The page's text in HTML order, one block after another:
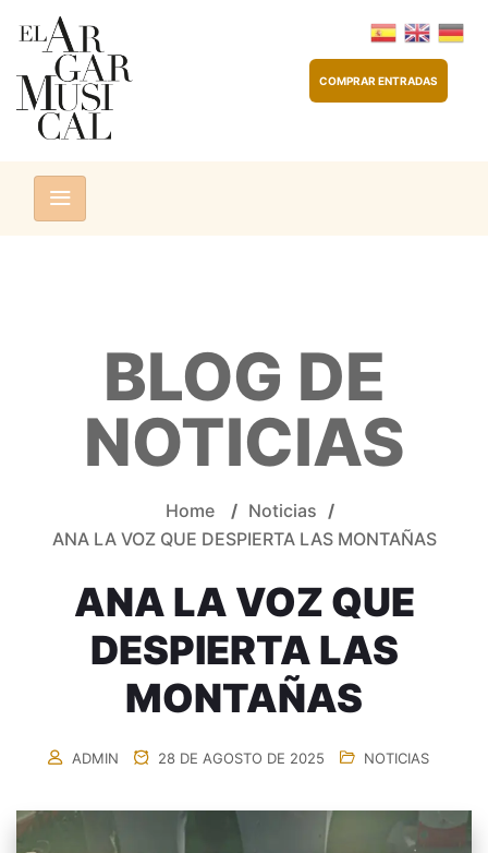
COMPRAR ENTRADAS
BLOG DE
NOTICIAS
Home / Noticias /
ANA LA VOZ QUE DESPIERTA LAS MONTAÑAS
ANA LA VOZ QUE
DESPIERTA LAS
MONTAÑAS
ADMIN 28 DE AGOSTO DE 2025 NOTICIAS